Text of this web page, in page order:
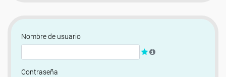
Nombre de usuario
Contraseña